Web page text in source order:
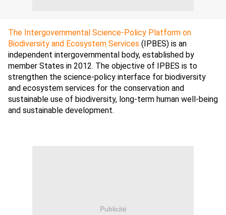
The Intergovernmental Science-Policy Platform on
Biodiversity and Ecosystem Services (IPBES) is an
independent intergovernmental body, established by
member States in 2012. The objective of IPBES is to
strengthen the science-policy interface for biodiversity
and ecosystem services for the conservation and
sustainable use of biodiversity, long-term human well-being
and sustainable development.
Publicité